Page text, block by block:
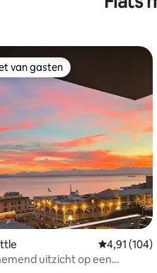
van 4,96 op 5, 154 recensies
van gasten
van gasten
4,91 (104)
uitzicht op een